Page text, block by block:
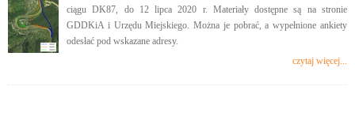
ciągu DK87, do 12 lipca 2020 r. Materiały dostępne są na stronie
GDDKiA i Urzędu Miejskiego. Można je pobrać, a wypełnione ankiety
odesłać pod wskazane adresy.
czytaj więcej...